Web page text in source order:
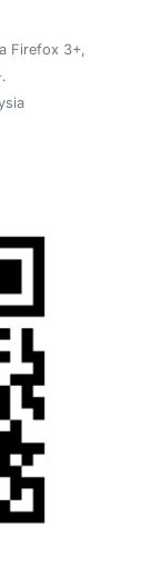
Firefox 3+,